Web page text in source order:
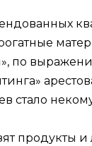
по
стало
продукты и